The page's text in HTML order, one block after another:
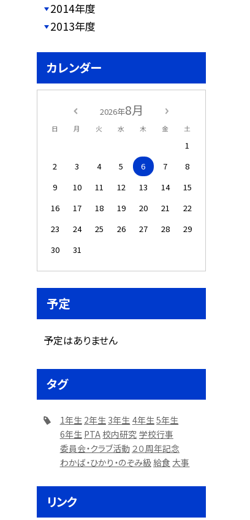
2014年度
2013年度
カレンダー
2026年8月
日 月 火 水 木 金 土
1
2
3 4 5 6 7
8
9
10 11 12 13 14
15
16
17 18 19 20 21
22
23
24 25 26 27 28
29
30
31
予定
予定はありません
タグ
1年生 2年生 3年生 4年生 5年生
6年生 PTA 校内研究 学校行事
委員会・クラブ活動 ２０周年記念
わかば・ひかり・のぞみ級 給食 大事
リンク